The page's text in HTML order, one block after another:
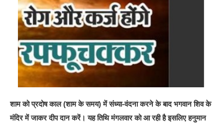
शाम को प्रदोष काल (शाम के समय) में संध्या-वंदना करने के बाद भगवान शिव के
मंदिर में जाकर दीप दान करें। यह तिथि मंगलवार को आ रही है इसलिए हनुमान